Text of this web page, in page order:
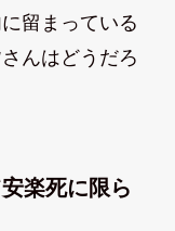
留まっている
んはどうだろ
楽死に限ら